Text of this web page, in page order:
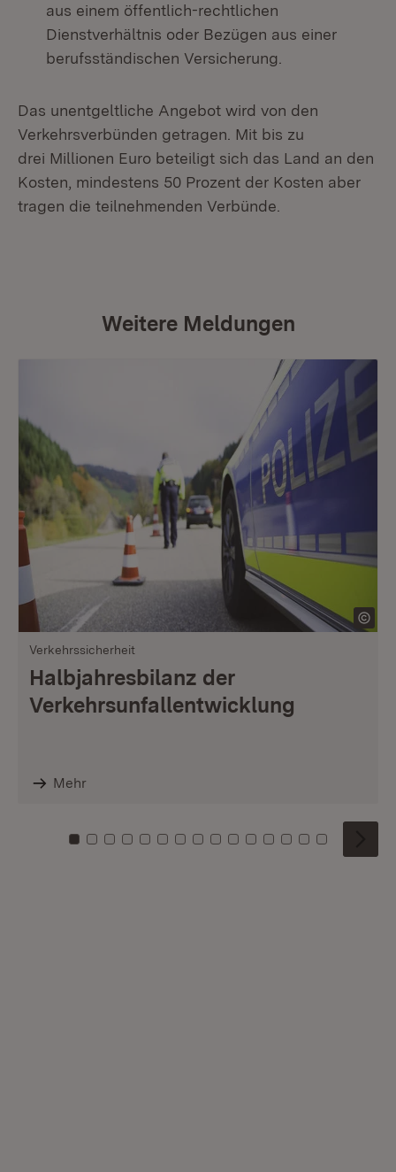
aus einem öffentlich-rechtlichen
Dienstverhältnis oder Bezügen aus einer
berufsständischen Versicherung.
Das unentgeltliche Angebot wird von den
Verkehrsverbünden getragen. Mit bis zu
drei Millionen Euro beteiligt sich das Land an den
Kosten, mindestens 50 Prozent der Kosten aber
tragen die teilnehmenden Verbünde.
Weitere Meldungen
Verkehrssicherheit
Halbjahresbilanz der
Verkehrsunfallentwicklung
Mehr
Zu Kachel: 0
Zu Kachel: 1
Zu Kachel: 2
Zu Kachel: 3
Zu Kachel: 4
Zu Kachel: 5
Zu Kachel: 6
Zu Kachel: 7
Zu Kachel: 8
Zu Kachel: 9
Zu Kachel: 10
Zu Kachel: 11
Zu Kachel: 12
Zu Kachel:
Zu